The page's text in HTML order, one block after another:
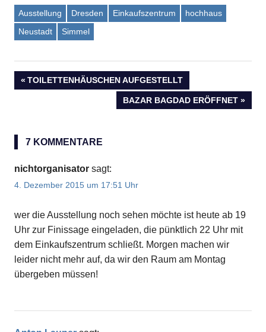
Ausstellung Dresden Einkaufszentrum
hochhaus
Neustadt
Simmel
Beitragsnavigation
VORHERIGER
TOILETTENHÄUSCHEN AUFGESTELLT
NÄCHSTER
BAZAR BAGDAD ERÖFFNET
7 KOMMENTARE
nichtorganisator sagt:
4. Dezember 2015 um 17:51 Uhr
wer die Ausstellung noch sehen möchte ist heute ab 19
Uhr zur Finissage eingeladen, die pünktlich 22 Uhr mit
dem Einkaufszentrum schließt. Morgen machen wir
leider nicht mehr auf, da wir den Raum am Montag
übergeben müssen!